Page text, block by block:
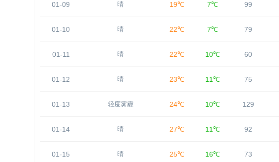
01-09 晴 19℃ 7℃ 99
01-10 晴 22℃ 7℃ 79
01-11 晴 22℃ 10℃ 60
01-12 晴 23℃ 11℃ 75
01-13 轻度雾霾 24℃ 10℃ 129
01-14 晴 27℃ 11℃ 92
01-15 晴 25℃ 16℃ 73